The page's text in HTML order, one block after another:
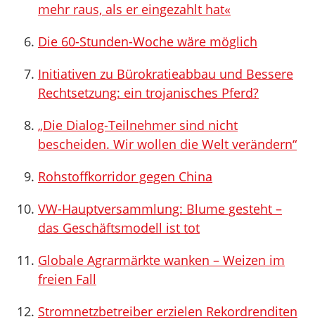
mehr raus, als er eingezahlt hat«
Die 60-Stunden-Woche wäre möglich
Initiativen zu Bürokratieabbau und Bessere
Rechtsetzung: ein trojanisches Pferd?
„Die Dialog-Teilnehmer sind nicht
bescheiden. Wir wollen die Welt verändern“
Rohstoffkorridor gegen China
VW-Hauptversammlung: Blume gesteht –
das Geschäftsmodell ist tot
Globale Agrarmärkte wanken – Weizen im
freien Fall
Stromnetzbetreiber erzielen Rekordrenditen